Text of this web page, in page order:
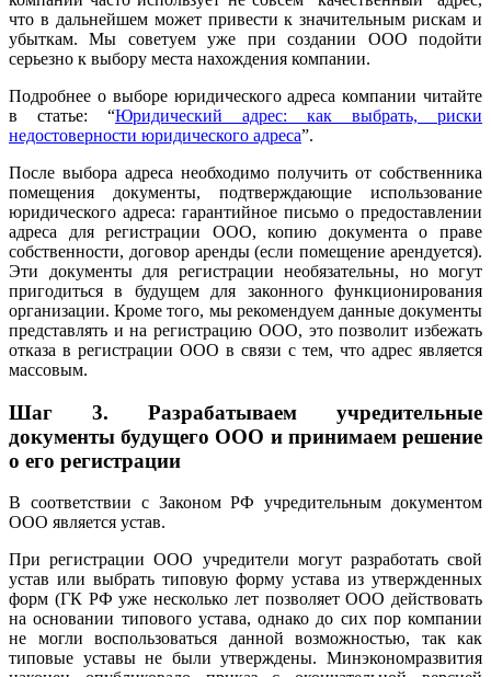
что в дальнейшем может привести к значительным рискам и
убыткам. Мы советуем уже при создании ООО подойти
серьезно к выбору места нахождения компании.
Подробнее о выборе юридического адреса компании читайте
в статье: “Юридический адрес: как выбрать, риски
недостоверности юридического адреса”.
После выбора адреса необходимо получить от собственника
помещения документы, подтверждающие использование
юридического адреса: гарантийное письмо о предоставлении
адреса для регистрации ООО, копию документа о праве
собственности, договор аренды (если помещение арендуется).
Эти документы для регистрации необязательны, но могут
пригодиться в будущем для законного функционирования
организации. Кроме того, мы рекомендуем данные документы
представлять и на регистрацию ООО, это позволит избежать
отказа в регистрации ООО в связи с тем, что адрес является
массовым.
Шаг 3. Разрабатываем учредительные
документы будущего ООО и принимаем решение
о его регистрации
В соответствии с Законом РФ учредительным документом
ООО является устав.
При регистрации ООО учредители могут разработать свой
устав или выбрать типовую форму устава из утвержденных
форм (ГК РФ уже несколько лет позволяет ООО действовать
на основании типового устава, однако до сих пор компании
не могли воспользоваться данной возможностью, так как
типовые уставы не были утверждены. Минэкономразвития